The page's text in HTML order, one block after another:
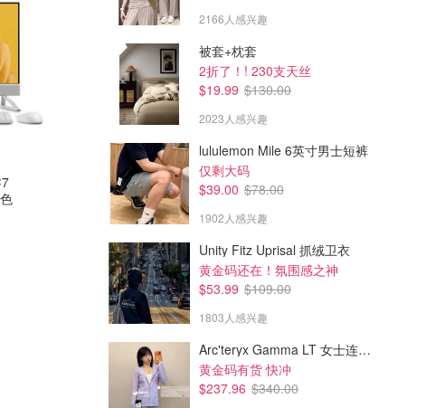
$2549.99
Dell 塔式台式机 高性能
$1269.99
Dell 24 一体机台式电脑
Dell
2166人感兴趣
被套+枕套
2折了！! 230支天丝
$19.99 $130.00
2023人感兴趣
lululemon Mile 6英寸男士短裤
仅剩大码
$39.00 $78.00
1902人感兴趣
Unity Fitz Uprisal 抓绒卫衣
黄金码还在！氛围感之神
$53.99 $109.00
1803人感兴趣
Arc'teryx Gamma LT 女士连帽夹克
黄金码有货 快冲
$237.96 $340.00